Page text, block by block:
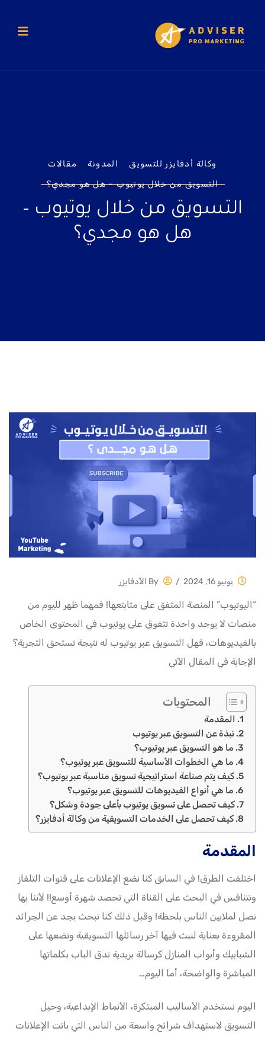
وكالة أدفايزر للتسويق المدونة
مقالات
التسويق من خلال يوتيوب – هل هو مجدي؟
التسويق من خلال يوتيوب –
هل هو مجدي؟
يونيو 16, 2024 / الأدفايزر
“اليوتيوب” المنصة المتفق على متابتعها! فمهما ظهر لليوم من
منصات لا يوجد واحدة تتفوق على يوتيوب في المحتوى الخاص
بالفيديوهات، فهل التسويق عبر يوتيوب له نتيجة تستحق التجربة؟
الإجابة في المقال الآتي
المحتويات
المقدمة
نبذة عن التسويق عبر يوتيوب
ما هو التسويق عبر يوتيوب؟
ما هي الخطوات الأساسية للتسويق عبر يوتيوب؟
كيف يتم صناعة استراتيجية تسويق مناسبة عبر يوتيوب؟
ما هي أنواع الفيديوهات للتسويق عبر يوتيوب؟
كيف تحصل على تسويق يوتيوب بأعلى جودة وشكل؟
كيف تحصل على الخدمات التسويقية من وكالة أدفايزر؟
المقدمة
اختلفت الطرق! في السابق كنا نضع الإعلانات على قنوات التلفاز
ونتنافس في البحث على القناة التي تحصد شهرة أوسع!! لأننا بها
نصل لملايين الناس بلحظة! وقبل ذلك كنا نبحث بجد عن الجرائد
المقروءة بعناية لنبث فيها آخر رسائلها التسويقية ونضعها على
الشبابيك وأبواب المنازل كرسالة بريدية تدق الباب بكلماتها
المباشرة والواضحة، أما اليوم…
اليوم نستخدم الأساليب المبتكرة، الأنماط الإبداعية، وحيل
التسويق لاستهداف شرائح واسعة من الناس التي باتت الإعلانات